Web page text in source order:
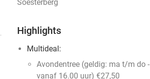
Soesterberg
Highlights
Multideal:
Avondentree (geldig: ma t/m do -
vanaf 16.00 uur) €27,50